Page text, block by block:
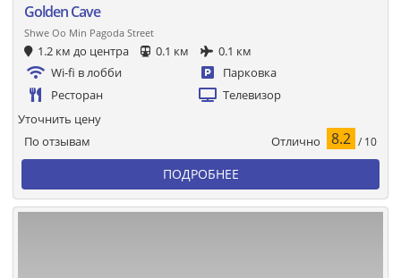
Golden Cave
Shwe Oo Min Pagoda Street
1.2 км до центра 0.1 км
0.1 км
Wi-fi в лобби
Парковка
Ресторан
Телевизор
По отзывам Отлично 8.2 / 10
Уточнить цену
ПОДРОБНЕЕ